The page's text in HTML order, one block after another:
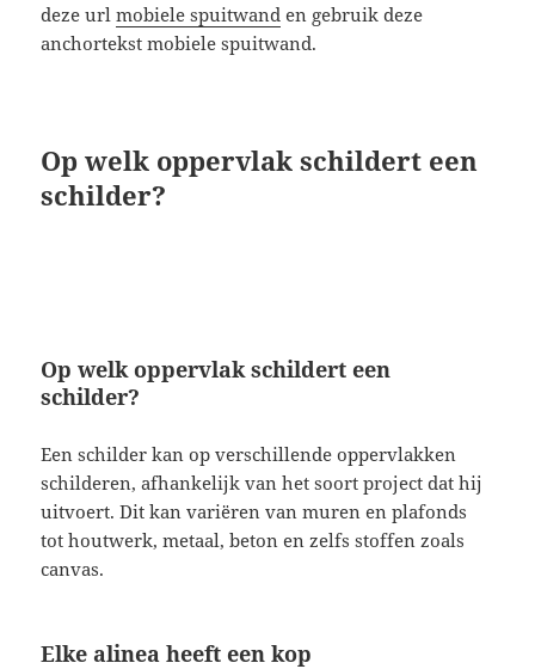
deze urlmobiele spuitwand en gebruik deze
anchortekst mobiele spuitwand.
Op welk oppervlak schildert een
schilder?
Op welk oppervlak schildert een
schilder?
Een schilder kan op verschillende oppervlakken
schilderen, afhankelijk van het soort project dat hij
uitvoert. Dit kan variëren van muren en plafonds
tot houtwerk, metaal, beton en zelfs stoffen zoals
canvas.
Elke alinea heeft een kop